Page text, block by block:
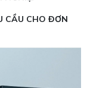
CẦU CHO ĐƠN